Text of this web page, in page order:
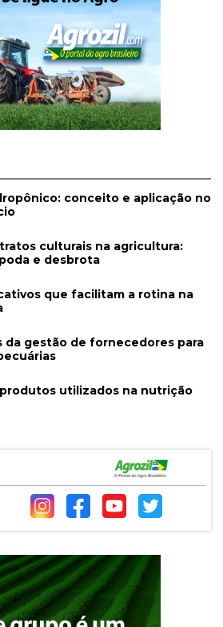
conceito e aplicação no
culturais na agricultura:
e desbrota
que facilitam a rotina na
da gestão de fornecedores para
utilizados na nutrição